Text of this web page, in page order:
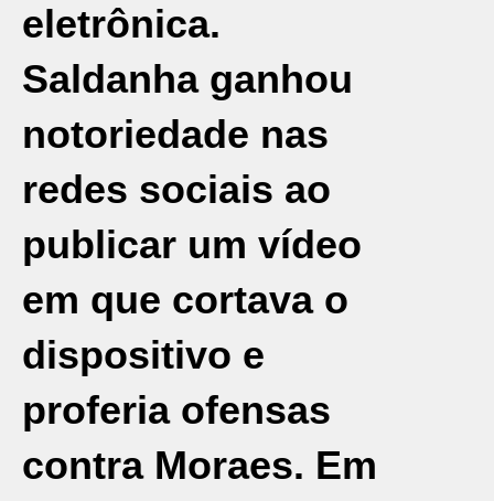
eletrônica.
Saldanha ganhou
notoriedade nas
redes sociais ao
publicar um vídeo
em que cortava o
dispositivo e
proferia ofensas
contra Moraes. Em